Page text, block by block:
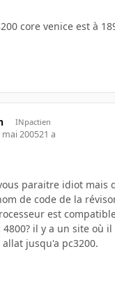
core venice est à
INpactien
mai 200521 a
paraitre idiot mais
de code de la
est
il y a un site où
jusqu'a pc3200.